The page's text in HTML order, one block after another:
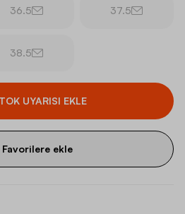
36.5 37.5
38.5
UYARISI EKLE
Favorilere ekle